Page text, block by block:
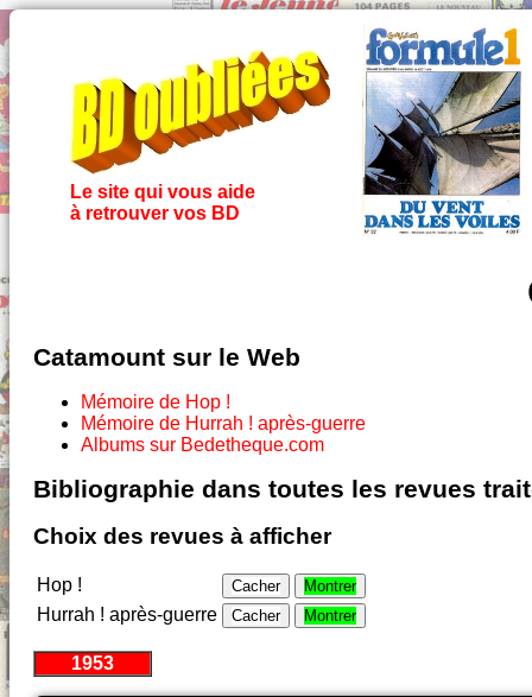
Le site qui vous aide
à retrouver vos BD
Catamount sur le Web
Mémoire de Hop !
Mémoire de Hurrah ! après-guerre
Albums sur Bedetheque.com
Bibliographie dans toutes les revues
Choix des revues à afficher
Hop ! Cacher Montrer
Hurrah ! après-guerre Cacher Montrer
1953